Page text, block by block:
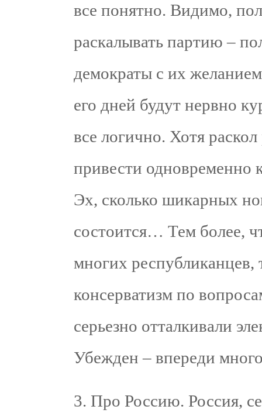
все понятно. Видимо,
раскалывать партию –
демократы с их
его дней будут нервно
все логично. Хотя
привести одновременно
Эх, сколько шикарных
состоится… Тем более,
многих
консерватизм по
серьезно отталкивали
Убежден – впереди
3. Про Россию. Россия,